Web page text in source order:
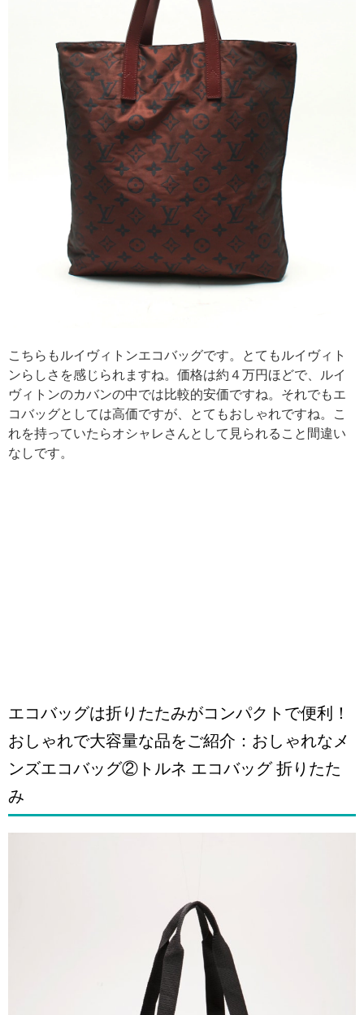
こちらもルイヴィトンエコバッグです。とてもルイヴィト
ンらしさを感じられますね。価格は約４万円ほどで、ルイ
ヴィトンのカバンの中では比較的安価ですね。それでもエ
コバッグとしては高価ですが、とてもおしゃれですね。こ
れを持っていたらオシャレさんとして見られること間違い
なしです。
エコバッグは折りたたみがコンパクトで便利！
おしゃれで大容量な品をご紹介：おしゃれなメ
ンズエコバッグ②トルネ エコバッグ 折りたた
み